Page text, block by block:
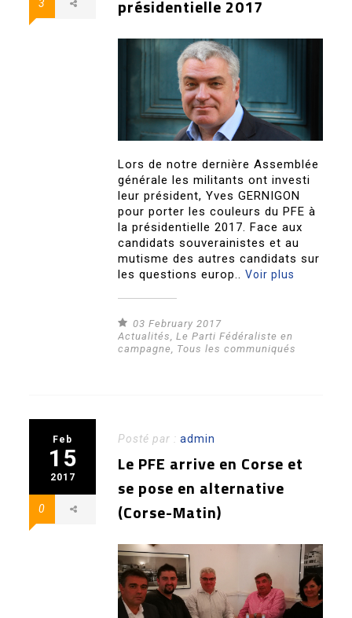
3 présidentielle 2017
Lors de notre dernière Assemblée
générale les militants ont investi
leur président, Yves GERNIGON
pour porter les couleurs du PFE à
la présidentielle 2017. Face aux
candidats souverainistes et au
mutisme des autres candidats sur
les questions europ..Voir plus
03 February 2017
Actualités ,Le Parti Fédéraliste en
campagne
Tous les communiqués
Feb
15
2017
0
Posté par :admin
Le PFE arrive en Corse et
se pose en alternative
(Corse-Matin)